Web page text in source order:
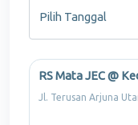
Pilih Tanggal
RS Mata JEC @
Jl. Terusan Arjuna